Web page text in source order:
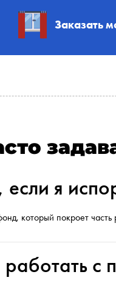
Заказать
если я
который покроет часть
с